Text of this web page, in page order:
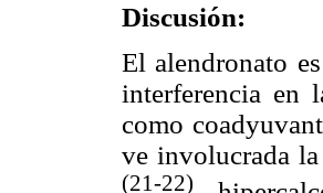
Discusión:
El alendronato
interferencia en
como
ve involucrada la
(21-22)